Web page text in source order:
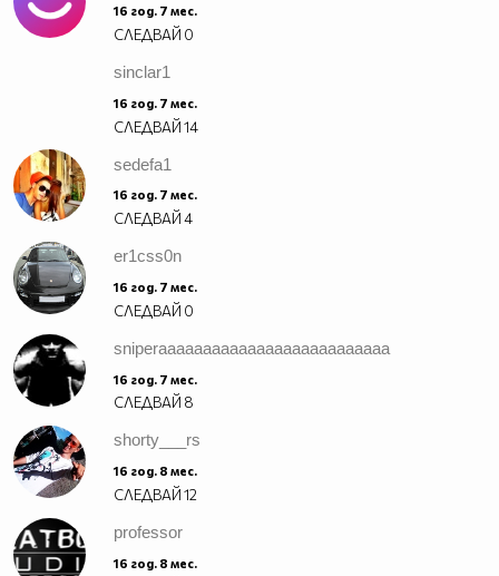
16 год. 7 мес.
СЛЕДВАЙ 0
sinclar1
16 год. 7 мес.
СЛЕДВАЙ14
sedefa1
16 год. 7 мес.
СЛЕДВАЙ4
er1css0n
16 год. 7 мес.
СЛЕДВАЙ 0
sniperaaaaaaaaaaaaaaaaaaaaaaaaaa
16 год. 7 мес.
СЛЕДВАЙ 8
shorty___rs
16 год. 8 мес.
СЛЕДВАЙ12
professor
16 год. 8 мес.